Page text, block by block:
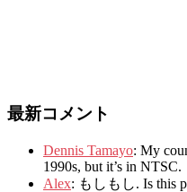
最新コメント
Dennis Tamayo: My
1990s, but it’s in NTSC.
Alex: もしもし. Is this